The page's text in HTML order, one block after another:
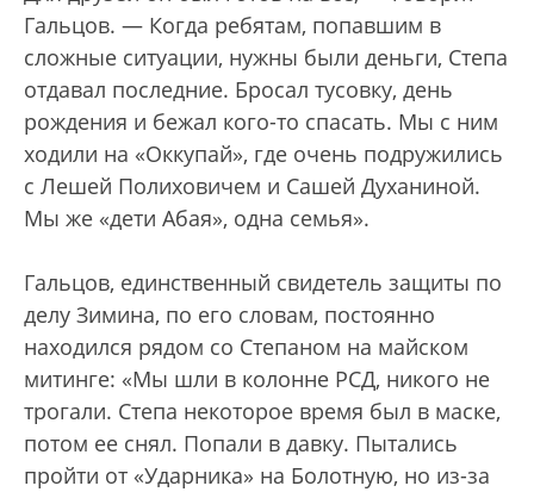
Гальцов. — Когда ребятам, попавшим в
сложные ситуации, нужны были деньги, Степа
отдавал последние. Бросал тусовку, день
рождения и бежал кого-то спасать. Мы с ним
ходили на «Оккупай», где очень подружились
с Лешей Полиховичем и Сашей Духаниной.
Мы же «дети Абая», одна семья».
Гальцов, единственный свидетель защиты по
делу Зимина, по его словам, постоянно
находился рядом со Степаном на майском
митинге: «Мы шли в колонне РСД, никого не
трогали. Степа некоторое время был в маске,
потом ее снял. Попали в давку. Пытались
пройти от «Ударника» на Болотную, но из-за